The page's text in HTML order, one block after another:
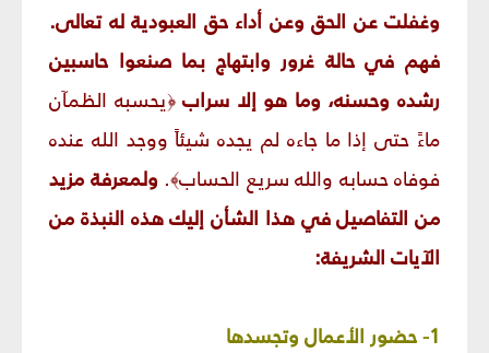
وغفلت عن الحق وعن أداء حق العبودية له تعالى.
فهم في حالة غرور وابتهاج بما صنعوا حاسبين
رشده وحسنه، وما هو إلا سراب﴿يحسبه الظمآن
ماءً حتى إذا ما جاءه لم يجده شيئاً ووجد الله عنده
فوفاه حسابه والله سريع الحساب﴾. ولمعرفة مزيد
من التفاصيل في هذا الشأن إليك هذه النبذة من
الآيات الشريفة:
1- حضور الأعمال وتجسدها